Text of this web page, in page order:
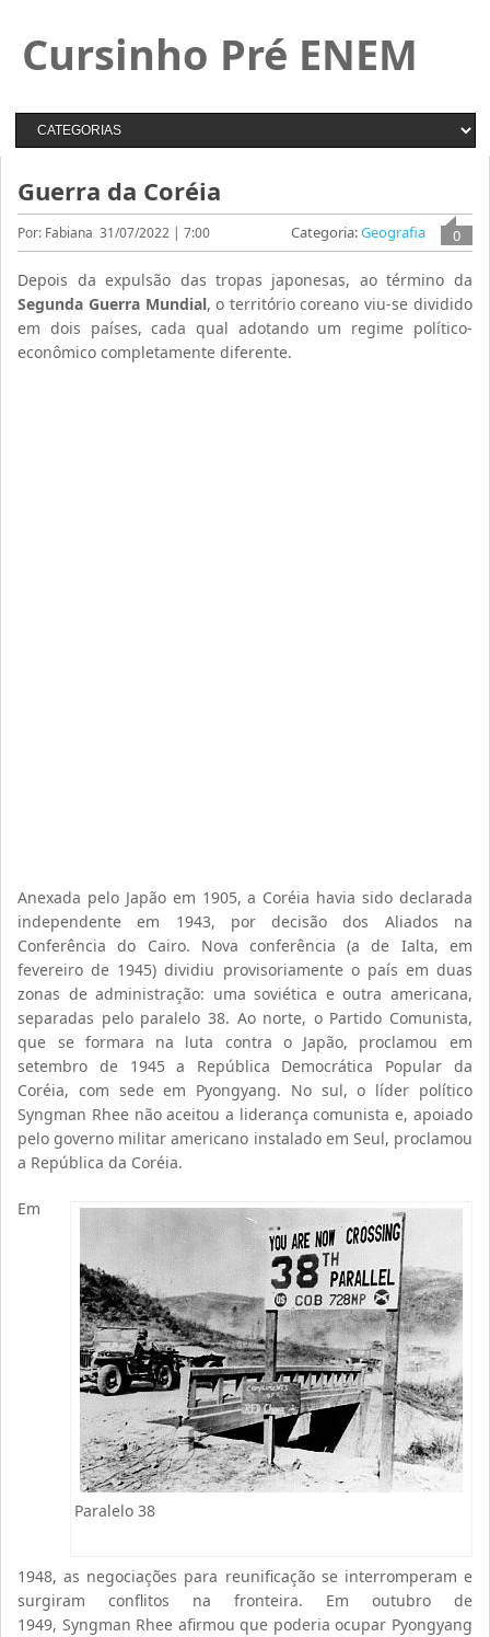
Cursinho Pré ENEM
Guerra da Coréia
Por: Fabiana 31/07/2022 | 7:00 0
Categoria:Geografia
Depois da expulsão das tropas japonesas, ao término da
Segunda Guerra Mundial, o território coreano viu-se dividido
em dois países, cada qual adotando um regime político-
econômico completamente diferente.
Anexada pelo Japão em 1905, a Coréia havia sido declarada
independente em 1943, por decisão dos Aliados na
Conferência do Cairo. Nova conferência (a de Ialta, em
fevereiro de 1945) dividiu provisoriamente o país em duas
zonas de administração: uma soviética e outra americana,
separadas pelo paralelo 38. Ao norte, o Partido Comunista,
que se formara na luta contra o Japão, proclamou em
setembro de 1945 a República Democrática Popular da
Coréia, com sede em Pyongyang. No sul, o líder político
Syngman Rhee não aceitou a liderança comunista e, apoiado
pelo governo militar americano instalado em Seul, proclamou
a República da Coréia.
Paralelo 38
Em
1948, as negociações para reunificação se interromperam e
surgiram conflitos na fronteira. Em outubro de
1949, Syngman Rhee afirmou que poderia ocupar Pyongyang